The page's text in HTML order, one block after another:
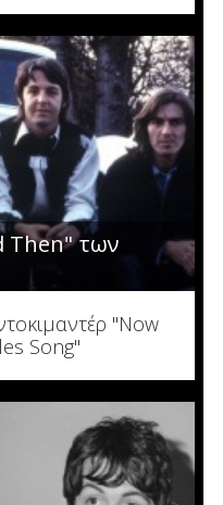
Then" των
"Now
Song"